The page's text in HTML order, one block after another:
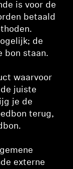
is voor de
betaald
de
bon staan.
waarvoor
juiste
je de
terug,
externe